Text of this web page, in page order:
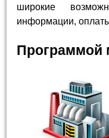
широкие
информации,
Программой